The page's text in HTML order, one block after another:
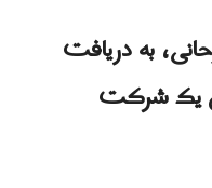
به دریافت
یک شرکت